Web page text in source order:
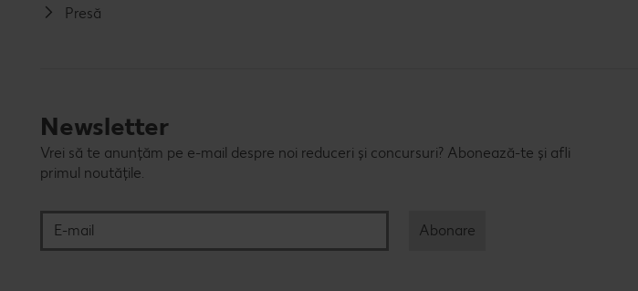
Presă
Newsletter
Vrei să te anunțăm pe e-mail despre noi reduceri și concursuri? Abonează-te și afli
primul noutățile.
E-mail Abonare